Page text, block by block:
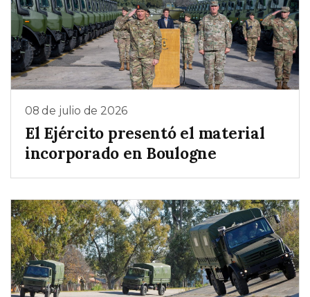
08 de julio de 2026
El Ejército presentó el material
incorporado en Boulogne